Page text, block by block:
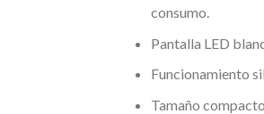
consumo.
Pantalla LED
Funcionamiento
Tamaño